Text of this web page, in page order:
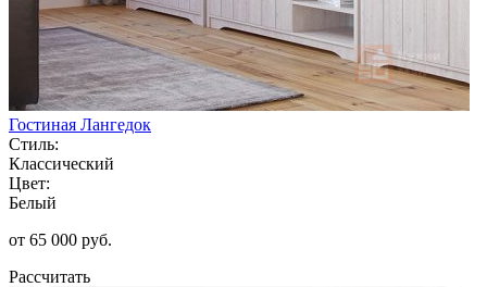
Гостиная Лангедок
Стиль:
Классический
Цвет:
Белый
от 65 000 руб.
Рассчитать